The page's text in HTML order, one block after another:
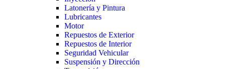
Latonería y Pintura
Lubricantes
Motor
Repuestos de Exterior
Repuestos de Interior
Seguridad Vehicular
Suspensión y Dirección